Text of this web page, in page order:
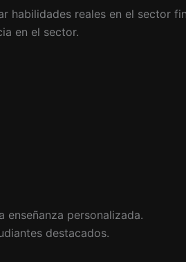
habilidades reales en el sector
en el sector.
enseñanza personalizada.
destacados.